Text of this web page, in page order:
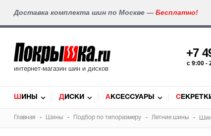
Доставка комплекта шин по Москве — Бесплатно!
интернет-магазин шин и дисков
+7
c 9:00 -
ШИНЫ ДИСКИ АКСЕССУАРЫ
Главная Шины Подбор по типоразмеру Летние шины